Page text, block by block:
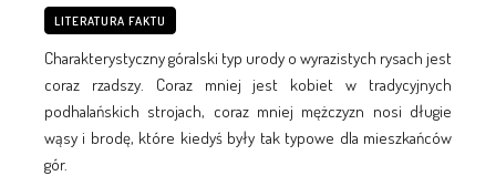
LITERATURA FAKTU
Charakterystyczny góralski typ urody o wyrazistych rysach jest
coraz rzadszy. Coraz mniej jest kobiet w tradycyjnych
podhalańskich strojach, coraz mniej mężczyzn nosi długie
wąsy i brodę, które kiedyś były tak typowe dla mieszkańców
gór.